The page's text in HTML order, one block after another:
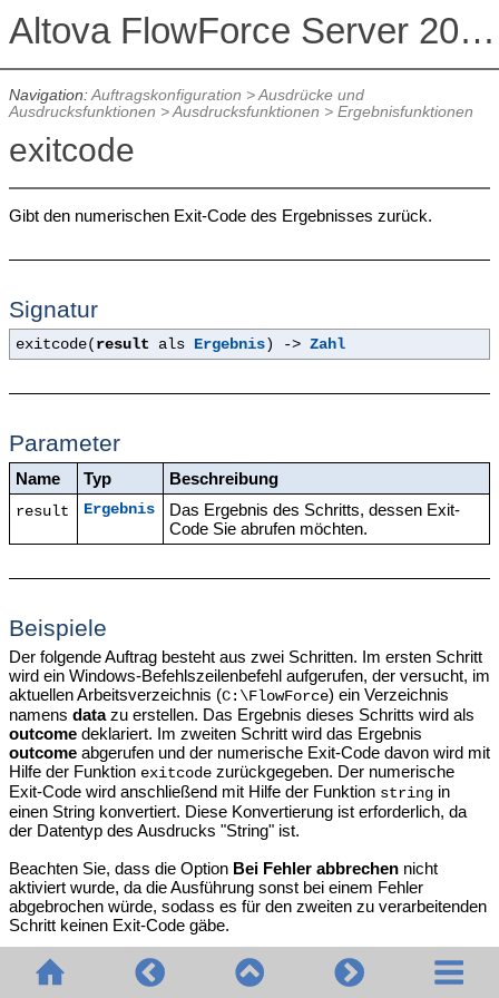
Altova FlowForce Server 2026 Advanced Edition
Navigation:Auftragskonfiguration >Ausdrücke und
Ausdrucksfunktionen >Ausdrucksfunktionen > Ergebnisfunktionen
exitcode
Gibt den numerischen Exit-Code des Ergebnisses zurück.
Signatur
exitcode( result als Ergebnis) ->Zahl
Parameter
Name Typ Beschreibung
result Ergebnis
Das Ergebnis des Schritts, dessen Exit-
Code Sie abrufen möchten.
Beispiele
Der folgende Auftrag besteht aus zwei Schritten. Im ersten Schritt
wird ein Windows-Befehlszeilenbefehl aufgerufen, der versucht, im
aktuellen Arbeitsverzeichnis (C:\FlowForce) ein Verzeichnis
namens datazu erstellen. Das Ergebnis dieses Schritts wird als
outcomedeklariert. Im zweiten Schritt wird das Ergebnis
outcomeabgerufen und der numerische Exit-Code davon wird mit
Hilfe der Funktion exitcodezurückgegeben. Der numerische
Exit-Code wird anschließend mit Hilfe der Funktion stringin
einen String konvertiert. Diese Konvertierung ist erforderlich, da
der Datentyp des Ausdrucks "String" ist.
Beachten Sie, dass die Option Bei Fehler abbrechennicht
aktiviert wurde, da die Ausführung sonst bei einem Fehler
abgebrochen würde, sodass es für den zweiten zu verarbeitenden
Schritt keinen Exit-Code gäbe.